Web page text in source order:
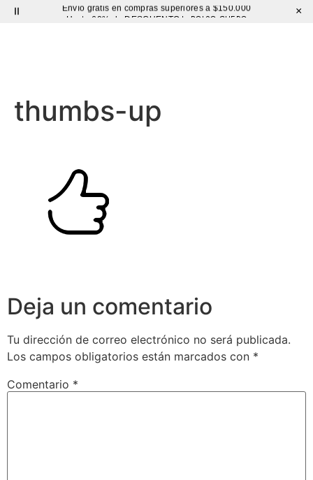
Hasta 60% de DESCUENTO | BOLSO CUERO ×
thumbs-up
Deja un comentario
Tu dirección de correo electrónico no será publicada.
Los campos obligatorios están marcados con *
Comentario *